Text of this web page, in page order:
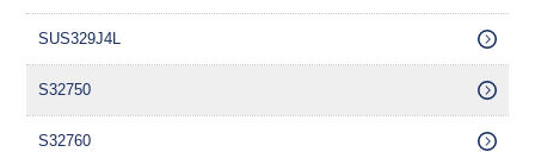
SUS329J4L
S32750
S32760